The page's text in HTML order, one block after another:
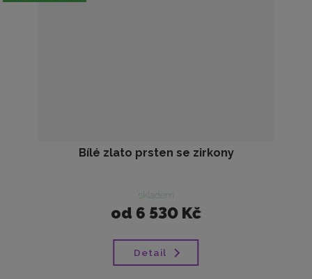
Bílé zlato prsten se zirkony
skladem
od 6 530 Kč
Detail